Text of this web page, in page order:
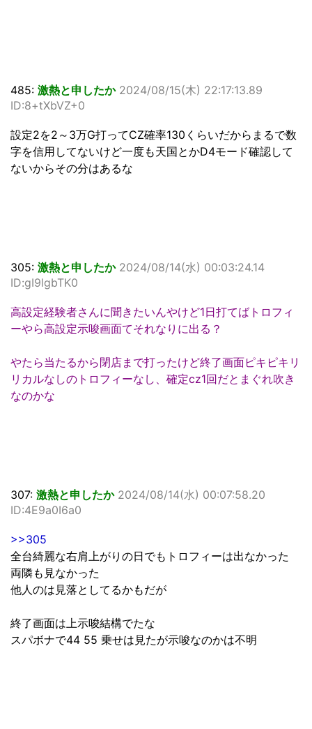
485: 激熱と申したか 2024/08/15(木) 22:17:13.89
ID:8+tXbVZ+0
設定2を2～3万G打ってCZ確率130くらいだからまるで数
字を信用してないけど一度も天国とかD4モード確認して
ないからその分はあるな
305: 激熱と申したか 2024/08/14(水) 00:03:24.14
ID:gI9lgbTK0
高設定経験者さんに聞きたいんやけど1日打てばトロフィ
ーやら高設定示唆画面てそれなりに出る？
やたら当たるから閉店まで打ったけど終了画面ピキピキリ
リカルなしのトロフィーなし、確定cz1回だとまぐれ吹き
なのかな
307: 激熱と申したか 2024/08/14(水) 00:07:58.20
ID:4E9a0I6a0
>>305
全台綺麗な右肩上がりの日でもトロフィーは出なかった
両隣も見なかった
他人のは見落としてるかもだが
終了画面は上示唆結構でたな
スパボナで44 55 乗せは見たが示唆なのかは不明